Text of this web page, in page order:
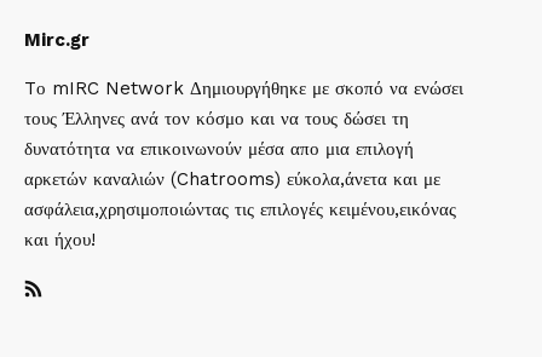
Mirc.gr
Tο mIRC Network Δημιουργήθηκε με σκοπό να ενώσει
τους Έλληνες ανά τον κόσμο και να τους δώσει τη
δυνατότητα να επικοινωνούν μέσα απο μια επιλογή
αρκετών καναλιών (Chatrooms) εύκολα,άνετα και με
ασφάλεια,χρησιμοποιώντας τις επιλογές κειμένου,εικόνας
και ήχου!